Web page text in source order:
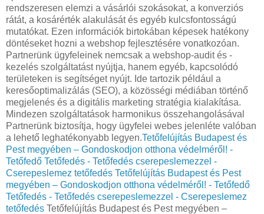
rendszeresen elemzi a vásárlói szokásokat, a konverziós
rátát, a kosárérték alakulását és egyéb kulcsfontosságú
mutatókat. Ezen információk birtokában képesek hatékony
döntéseket hozni a webshop fejlesztésére vonatkozóan.
Partnerünk ügyfeleinek nemcsak a webshop-audit és -
kezelés szolgáltatást nyújtja, hanem egyéb, kapcsolódó
területeken is segítséget nyújt. Ide tartozik például a
keresőoptimalizálás (SEO), a közösségi médiában történő
megjelenés és a digitális marketing stratégia kialakítása.
Mindezen szolgáltatások harmonikus összehangolásával
Partnerünk biztosítja, hogy ügyfelei webes jelenléte valóban
a lehető leghatékonyabb legyen.Tetőfelújítás Budapest és
Pest megyében – Gondoskodjon otthona védelméről! -
Tetőfedő Tetőfedés - Tetőfedés cserepeslemezzel -
Cserepeslemez tetőfedés Tetőfelújítás Budapest és Pest
megyében – Gondoskodjon otthona védelméről! - Tetőfedő
Tetőfedés - Tetőfedés cserepeslemezzel - Cserepeslemez
tetőfedés Tetőfelújítás Budapest és Pest megyében –